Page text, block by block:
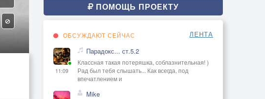
ПОМОЩЬ ПРОЕКТУ
ОБСУЖДАЮТ СЕЙЧАС ЛЕНТА
11:09
Парадокс... ст.5.2
Классная такая потеряшка, соблазнительная! )
Рад был тебя слышать... Как всегда, под
впечатлением и
Mike